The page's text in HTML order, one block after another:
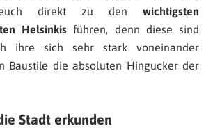
direkt zu den wichtigsten
Helsinkis führen, denn diese sind
ihre sich sehr stark voneinander
Baustile die absoluten Hingucker der
Stadt erkunden